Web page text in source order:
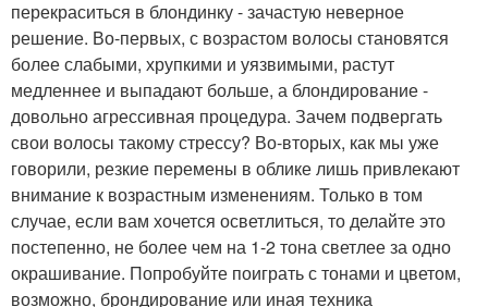
перекраситься в блондинку - зачастую неверное
решение. Во-первых, с возрастом волосы становятся
более слабыми, хрупкими и уязвимыми, растут
медленнее и выпадают больше, а блондирование -
довольно агрессивная процедура. Зачем подвергать
свои волосы такому стрессу? Во-вторых, как мы уже
говорили, резкие перемены в облике лишь привлекают
внимание к возрастным изменениям. Только в том
случае, если вам хочется осветлиться, то делайте это
постепенно, не более чем на 1-2 тона светлее за одно
окрашивание. Попробуйте поиграть с тонами и цветом,
возможно, брондирование или иная техника